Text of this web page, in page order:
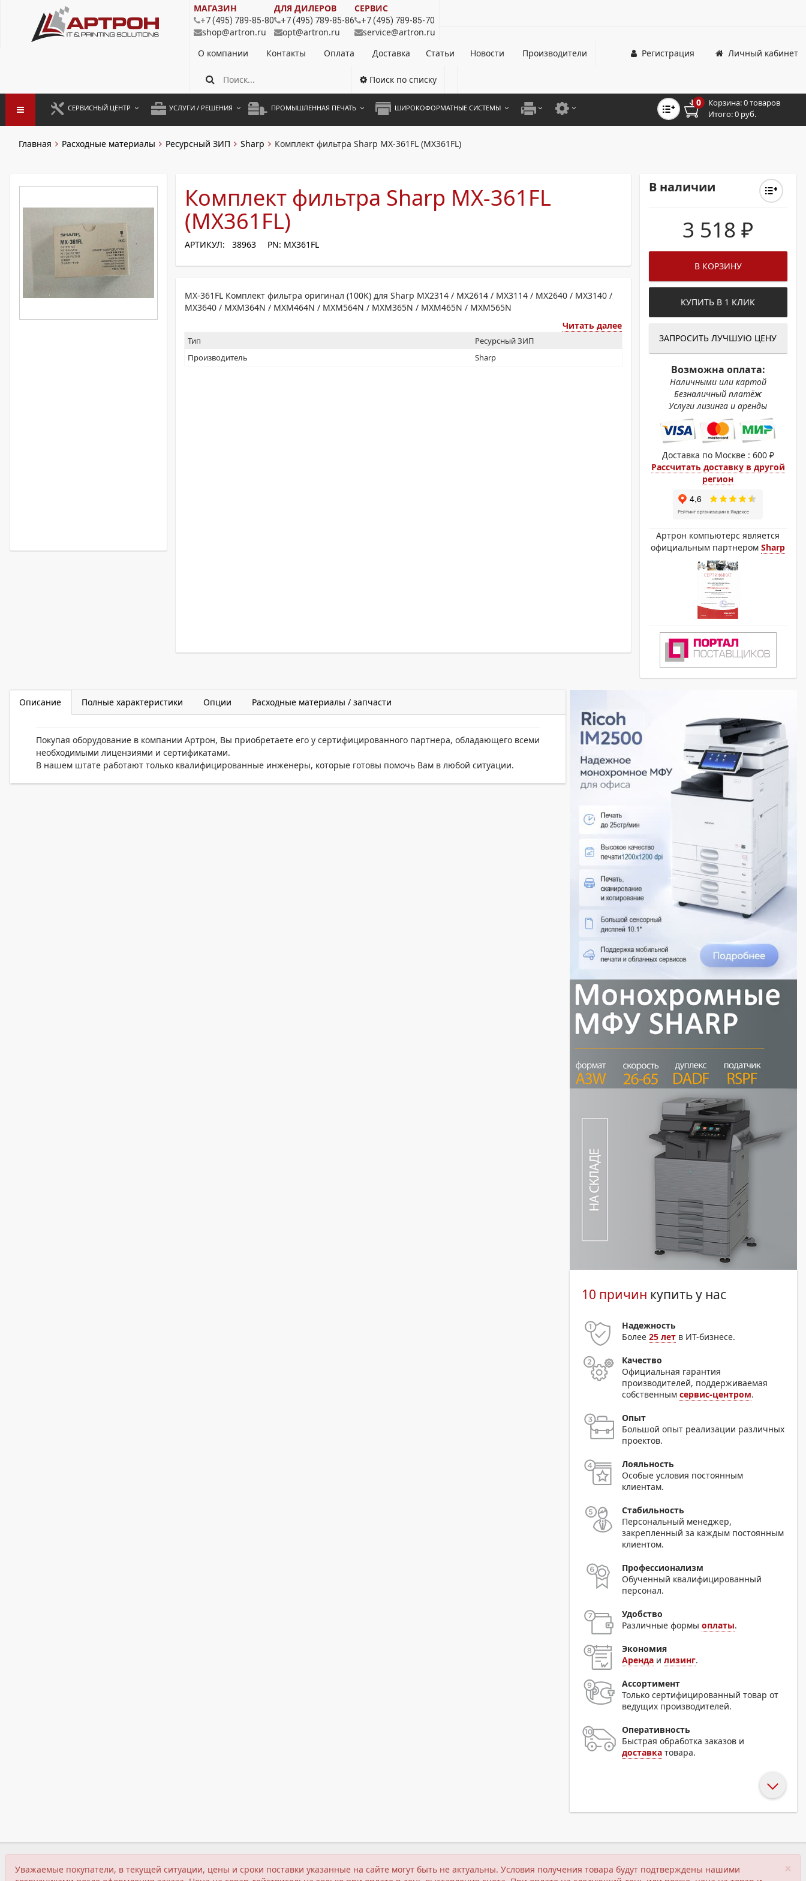
МАГАЗИН
+7 (495) 789-85-80
shop@artron.ru
ДЛЯ ДИЛЕРОВ
+7 (495) 789-85-86
opt@artron.ru
СЕРВИС
+7 (495) 789-85-70
service@artron.ru
О компании
Контакты Оплата Доставка Статьи Новости Производители Личный кабинет
Регистрация
Поиск по списку
СЕРВИСНЫЙ ЦЕНТР
ПРОФИЛАКТИКА И ТО
РАЗОВЫЕ РЕМОНТЫ
УСЛУГИ / РЕШЕНИЯ
АРЕНДА ОБОРУДОВАНИЯ
ПРОМЫШЛЕННАЯ ПЕЧАТЬ ШИРОКОФОРМАТНЫЕ СИСТЕМЫ
А4 МОНОХРОМНЫЕ
ДЛЯ ШИРОКОФОРМАТНЫХ СИСТЕМ
0 Корзина:0 товаров
Итого:0 руб.
Главная Расходные материалы Ресурсный ЗИП Sharp Комплект фильтра Sharp MX-361FL (MX361FL)
Комплект фильтра Sharp MX-361FL
(MX361FL)
АРТИКУЛ: 38963 PN: MX361FL
MX-361FL Комплект фильтра оригинал (100K) для Sharp MX2314 / MX2614 / MX3114 / MX2640 / MX3140 /
MX3640 / MXM364N / MXM464N / MXM564N / MXM365N / MXM465N / MXM565N
Читать далее
Тип
Ресурсный ЗИП
Производитель
Sharp
В наличии
3 518₽
В КОРЗИНУ
КУПИТЬ В 1 КЛИК
ЗАПРОСИТЬ ЛУЧШУЮ ЦЕНУ
Возможна оплата:
Наличными или картой
Безналичный платёж
Услуги лизинга и аренды
Доставка по Москве : 600 ₽
Рассчитать доставку в другой
регион
Артрон компьютерс является
официальным партнеромSharp
Описание Полные характеристики Опции Расходные материалы / запчасти
Покупая оборудование в компании Артрон, Вы приобретаете его у сертифицированного партнера, обладающего всеми
необходимыми лицензиями и сертификатами.
В нашем штате работают только квалифицированные инженеры, которые готовы помочь Вам в любой ситуации.
10 причин купить у нас
Надежность
Более25 лет в ИТ-бизнесе.
Качество
Официальная гарантия
производителей, поддерживаемая
собственнымсервис-центром.
Опыт
Большой опыт реализации различных
проектов.
Лояльность
Особые условия постоянным
клиентам.
Стабильность
Персональный менеджер,
закрепленный за каждым постоянным
клиентом.
Профессионализм
Обученный квалифицированный
персонал.
Удобство
Различные формыоплаты.
Экономия
Аренда илизинг.
Ассортимент
Только сертифицированный товар от
ведущих производителей.
Оперативность
Быстрая обработка заказов и
доставка товара.
×
Уважаемые покупатели, в текущей ситуации, цены и сроки поставки указанные на сайте могут быть не актуальны. Условия получения товара будут подтверждены нашими